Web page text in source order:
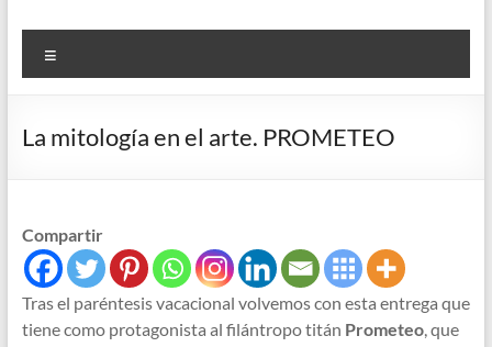
La mitología en el arte. PROMETEO
Compartir
Tras el paréntesis vacacional volvemos con esta entrega que
tiene como protagonista al filántropo titán Prometeo, que